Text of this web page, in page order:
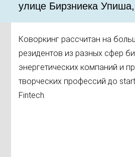
улице Бирзниека
Коворкинг рассчитан на
резидентов из разных сфер
энергетических компаний и
творческих профессий до
Fintech.